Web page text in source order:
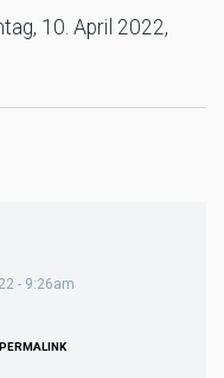
10. April 2022,
- 9:26am
PERMALINK